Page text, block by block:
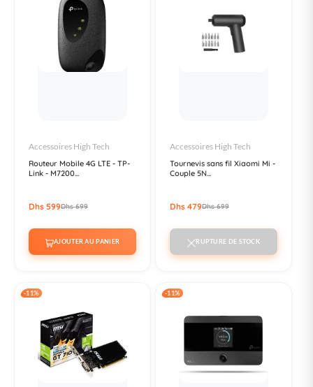
Accessoires High Tech
Routeur Mobile 4G LTE - TP-
Link - M7200...
Dhs 599Dhs 699
AJOUTER AU PANIER
Accessoires High Tech
Tournevis sans fil Xiaomi Mi -
Couple 5N...
Dhs 479Dhs 699
RUPTURE DE STOCK
-11% -11%